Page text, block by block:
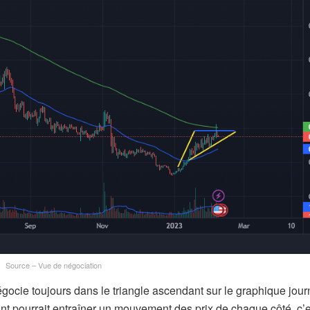
Source – Vue de négociation
toujours dans le triangle ascendant sur le graphique